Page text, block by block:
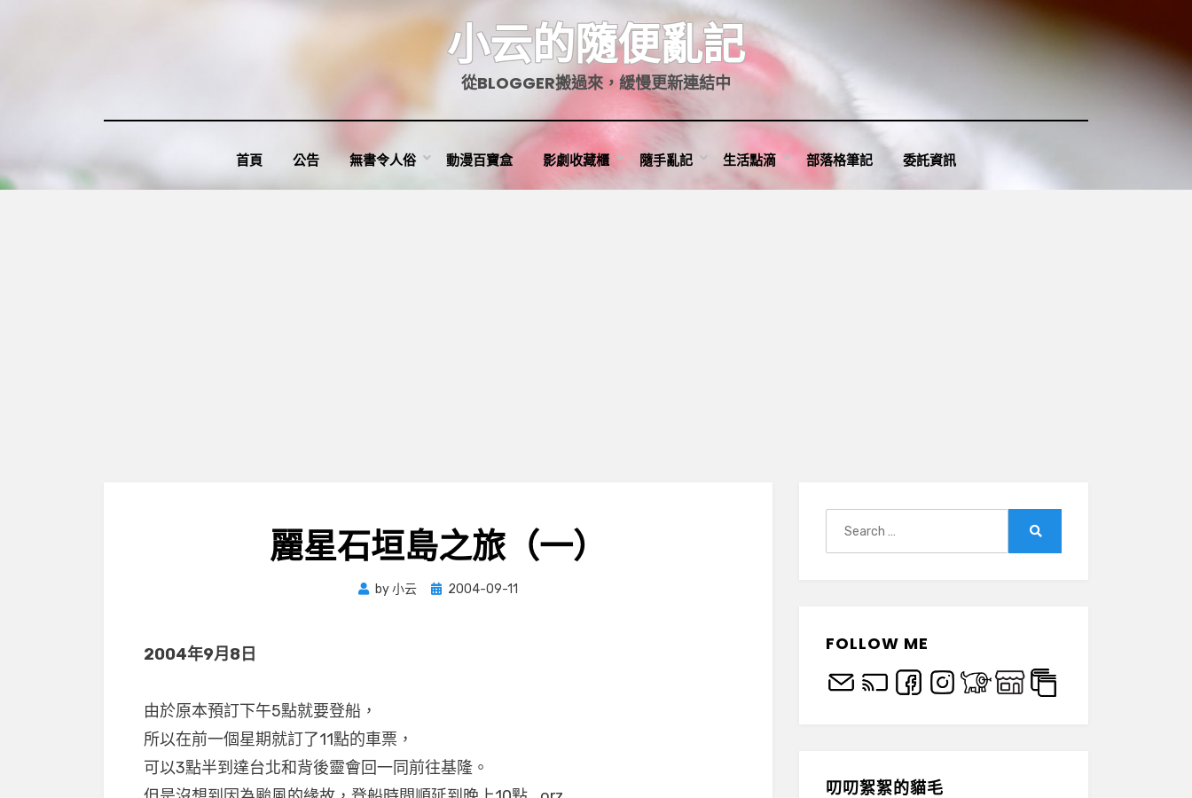
小云的隨便亂記
從BLOGGER搬過來，緩慢更新連結中
首頁 公告 無書令人俗 動漫百寶盒 影劇收藏櫃 隨手亂記 生活點滴 部落格筆記 委託資訊
麗星石垣島之旅（一）
by小云
Posted
2004-09-11
2004年9月8日
由於原本預訂下午5點就要登船，
所以在前一個星期就訂了11點的車票，
可以3點半到達台北和背後靈會回一同前往基隆。
FOLLOW ME
叨叨絮絮的貓毛